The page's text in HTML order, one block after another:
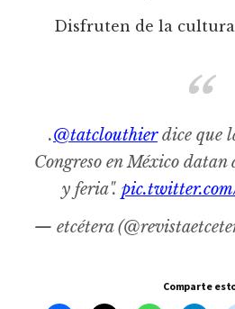
Disfruten de la
.@tatclouthierdice que
Congreso en México datan
y feria".
— etcétera
Comparte